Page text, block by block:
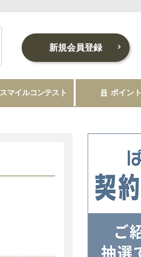
新規会員登録
スマイルコンテスト ポイント